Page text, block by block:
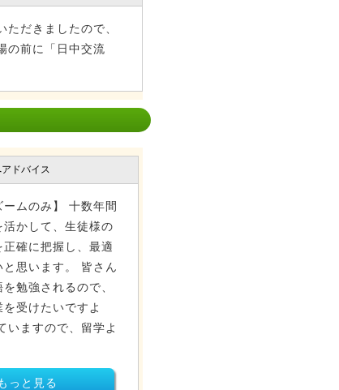
だきましたので、
の前に「日中交流
ドバイス
ームのみ】 十数年間
かして、生徒様の
確に把握し、最適
思います。 皆さん
勉強されるので、
受けたいですよ
いますので、留学よ
っと見る